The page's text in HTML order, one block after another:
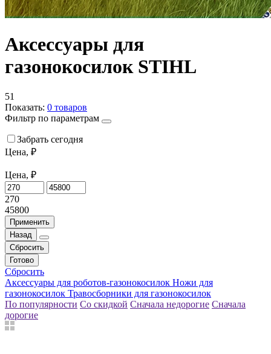
Аксессуары для
газонокосилок STIHL
51
Показать: 0 товаров
Фильтр по параметрам
Забрать сегодня
Цена, ₽
Цена, ₽
270
45800
Применить
Назад
Сбросить
Готово
Сбросить
Аксессуары для роботов-газонокосилок Ножи для
газонокосилок Травосборники для газонокосилок
По популярности Со скидкой Сначала недорогие Сначала
дорогие